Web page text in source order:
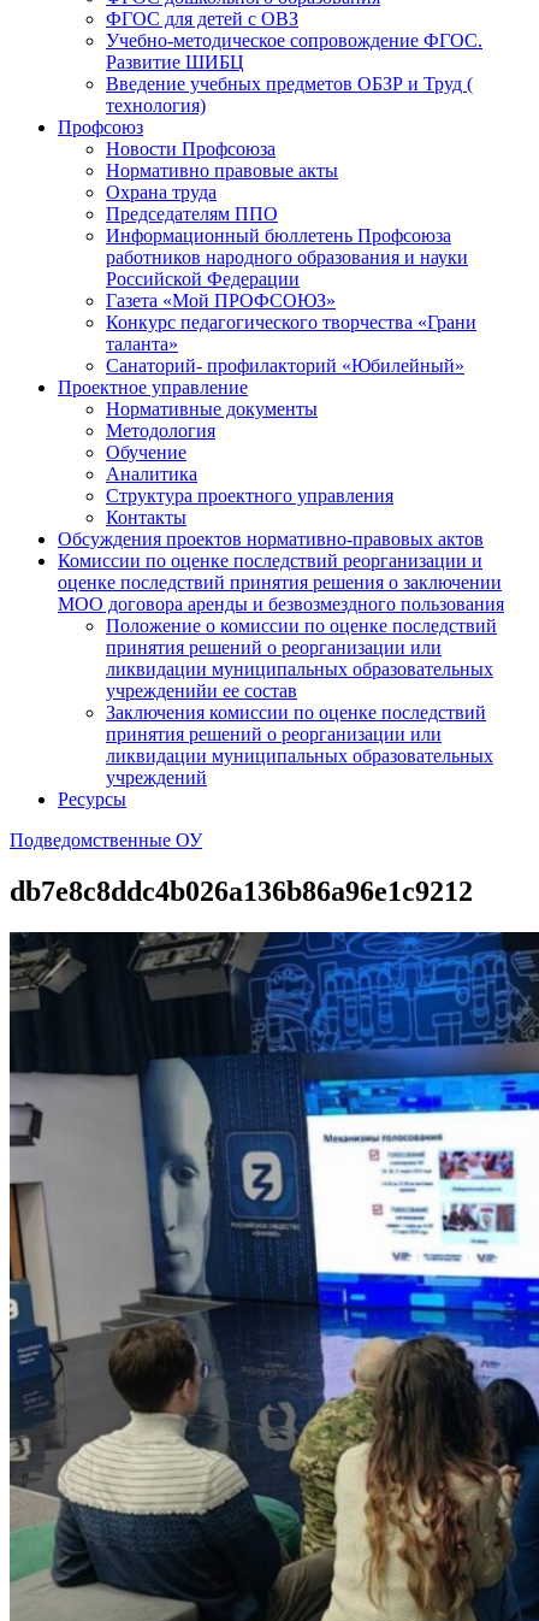
ФГОС для детей с ОВЗ
Учебно-методическое сопровождение ФГОС.
Развитие ШИБЦ
Введение учебных предметов ОБЗР и Труд (
технология)
Профсоюз
Новости Профсоюза
Нормативно правовые акты
Охрана труда
Председателям ППО
Информационный бюллетень Профсоюза
работников народного образования и науки
Российской Федерации
Газета «Мой ПРОФСОЮЗ»
Конкурс педагогического творчества «Грани
таланта»
Санаторий- профилакторий «Юбилейный»
Проектное управление
Нормативные документы
Методология
Обучение
Аналитика
Структура проектного управления
Контакты
Обсуждения проектов нормативно-правовых актов
Комиссии по оценке последствий реорганизации и
оценке последствий принятия решения о заключении
МОО договора аренды и безвозмездного пользования
Положение о комиссии по оценке последствий
принятия решений о реорганизации или
ликвидации муниципальных образовательных
учрежденийи ее состав
Заключения комиссии по оценке последствий
принятия решений о реорганизации или
ликвидации муниципальных образовательных
учреждений
Ресурсы
Подведомственные ОУ
db7e8c8ddc4b026a136b86a96e1c9212